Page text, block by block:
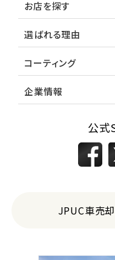
お店を探す
選ばれる理由
コーティング
企業情報
公式
JPUC車売